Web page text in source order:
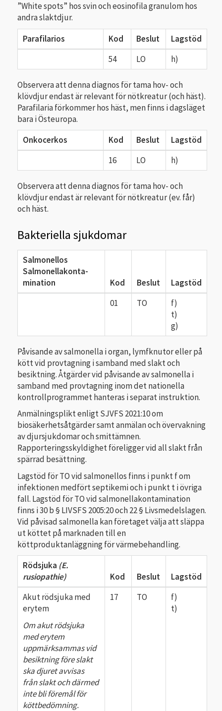
”White spots” hos svin och eosinofila granulom hos
andra slaktdjur.
Parafilarios
Kod Beslut
Lagstöd
54
LO h)
Observera att denna diagnos för tama hov- och
klövdjur endast är relevant för nötkreatur (och häst).
Parafilaria förkommer hos häst, men finns i dagsläget
bara i Östeuropa.
Onkocerkos
Kod Beslut
Lagstöd
16
LO h)
Observera att denna diagnos för tama hov- och
klövdjur endast är relevant för nötkreatur (ev. får)
och häst.
Bakteriella sjukdomar
Salmonellos
Salmonellakonta­
mination
Kod Beslut
Lagstöd
01
TO
f)
t)
g)
Påvisande av salmonella i organ, lymfknutor eller på
kött vid provtagning i samband med slakt och
besiktning. Åtgärder vid påvisande av salmonella i
samband med provtagning inom det nationella
kontrollprogrammet hanteras i separat instruktion.
Anmälningsplikt enligt SJVFS 2021:10 om
biosäkerhetsåtgärder samt anmälan och övervakning
av djursjukdomar och smittämnen.
Rapporteringsskyldighet föreligger vid all slakt från
spärrad besättning.
Lagstöd för TO vid salmonellos finns i punkt f om
infektionen medfört septikemi och i punkt t i övriga
fall. Lagstöd för TO vid salmonellakontamination
finns i 30 b § LIVSFS 2005:20 och 22 § Livsmedelslagen.
Vid påvisad salmonella kan företaget välja att släppa
ut köttet på marknaden till en
köttproduktanläggning för värmebehandling.
Rödsjuka (E.
rusiopathie)
Kod Beslut
Lagstöd
Akut rödsjuka med
erytem
Om akut rödsjuka
med erytem
uppmärksammas vid
besiktning före slakt
ska djuret avvisas
från slakt och därmed
inte bli föremål för
köttbedömning.
17 TO
f)
t)